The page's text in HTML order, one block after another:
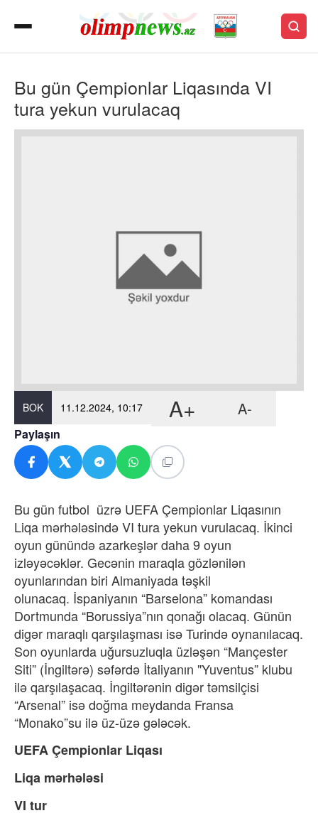
Bu gün Çempionlar Liqasında VI
tura yekun vurulacaq
BOK 11.12.2024, 10:17 A+ A-
Paylaşın
Bu gün futbol üzrə UEFA Çempionlar Liqasının
Liqa mərhələsində VI tura yekun vurulacaq. İkinci
oyun günündə azarkeşlər daha 9 oyun
izləyəcəklər. Gecənin maraqla gözlənilən
oyunlarından biri Almaniyada təşkil
olunacaq. İspaniyanın “Barselona” komandası
Dortmunda “Borussiya”nın qonağı olacaq. Günün
digər maraqlı qarşılaşması isə Turində oynanılacaq.
Son oyunlarda uğursuzluqla üzləşən “Mançester
Siti” (İngiltərə) səfərdə İtaliyanın "Yuventus” klubu
ilə qarşılaşacaq. İngiltərənin digər təmsilçisi
“Arsenal” isə doğma meydanda Fransa
“Monako”su ilə üz-üzə gələcək.
UEFA Çempionlar Liqası
Liqa mərhələsi
VI tur